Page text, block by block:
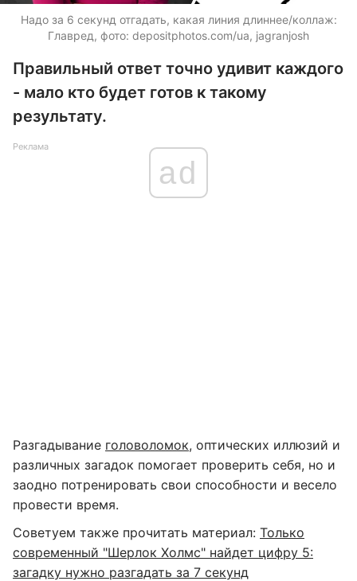
Надо за 6 секунд отгадать, какая линия длиннее/коллаж:
Главред, фото: depositphotos.com/ua, jagranjosh
Правильный ответ точно удивит каждого
- мало кто будет готов к такому
результату.
Реклама
ad
Разгадывание головоломок, оптических иллюзий и
различных загадок помогает проверить себя, но и
заодно потренировать свои способности и весело
провести время.
Советуем также прочитать материал: Только
современный "Шерлок Холмс" найдет цифру 5:
загадку нужно разгадать за 7 секунд